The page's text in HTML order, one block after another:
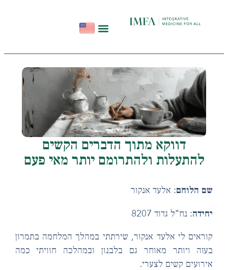
דווקא מתוך הדברים הקשים
להתעלות ולהתרומם יותר מאי פעם
הלוחם:אלעד אנקור
נח"ל גדוד 8207
לי אלעד אנקור, שירתתי במהלך המלחמה בתמרון
ויותר מאוחר גם בלבנון ובמהלכה חוויתי כמה
קשים לצערי.